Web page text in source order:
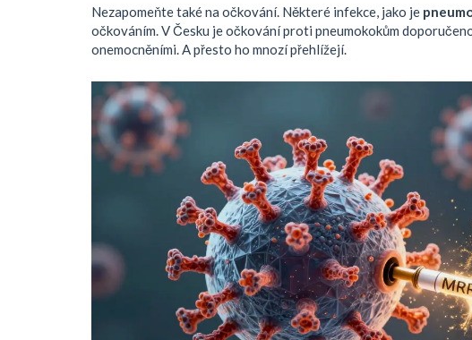
Nezapomeňte také na očkování. Některé infekce, jako je
očkováním. V Česku je očkování proti pneumokokům
onemocněními. A přesto ho mnozí přehlížejí.